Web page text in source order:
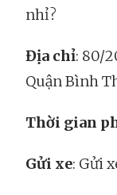
nhỉ?
Địa chỉ: 80/
Quận Bình
Thời gian
Gửi xe: Gửi